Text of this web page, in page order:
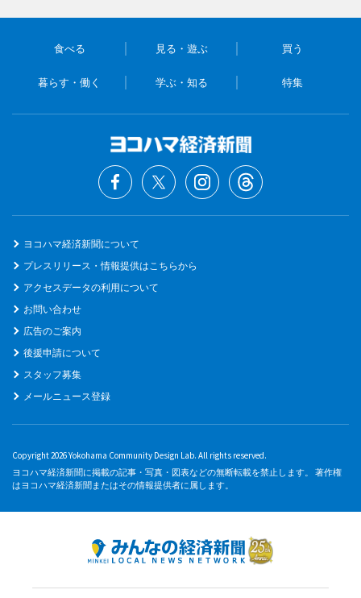
食べる 見る・遊ぶ 買う
暮らす・働く 学ぶ・知る 特集
ヨコハマ経済新聞について
プレスリリース・情報提供はこちらから
アクセスデータの利用について
お問い合わせ
広告のご案内
後援申請について
スタッフ募集
メールニュース登録
Copyright 2026 Yokohama Community Design Lab. All rights reserved.
ヨコハマ経済新聞に掲載の記事・写真・図表などの無断転載を禁止します。 著作権
はヨコハマ経済新聞またはその情報提供者に属します。